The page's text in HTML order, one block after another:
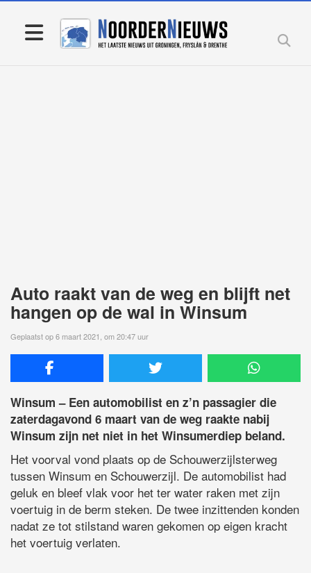
Auto raakt van de weg en blijft net
hangen op de wal in Winsum
Geplaatst op 6 maart 2021, om 20:47 uur
Winsum – Een automobilist en z’n passagier die
zaterdagavond 6 maart van de weg raakte nabij
Winsum zijn net niet in het Winsumerdiep beland.
Het voorval vond plaats op de Schouwerzijlsterweg
tussen Winsum en Schouwerzijl. De automobilist had
geluk en bleef vlak voor het ter water raken met zijn
voertuig in de berm steken. De twee inzittenden konden
nadat ze tot stilstand waren gekomen op eigen kracht
het voertuig verlaten.